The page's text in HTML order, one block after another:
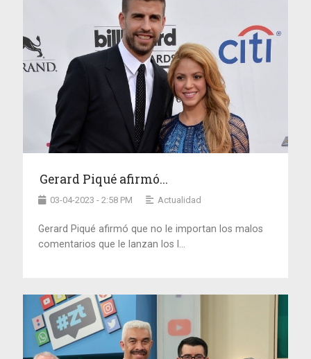
Gerard Piqué afirmó...
03-04-2023 - 2:58 PM Actualidad
Gerard Piqué afirmó que no le importan los malos
comentarios que le lanzan los l...